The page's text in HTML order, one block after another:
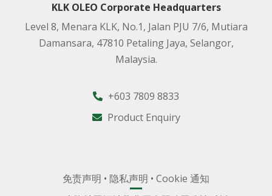
KLK OLEO Corporate Headquarters
Level 8, Menara KLK, No.1, Jalan PJU 7/6, Mutiara
Damansara, 47810 Petaling Jaya, Selangor,
Malaysia.
+603 7809 8833
Product Enquiry
免责声明 • 隐私声明 • Cookie 通知